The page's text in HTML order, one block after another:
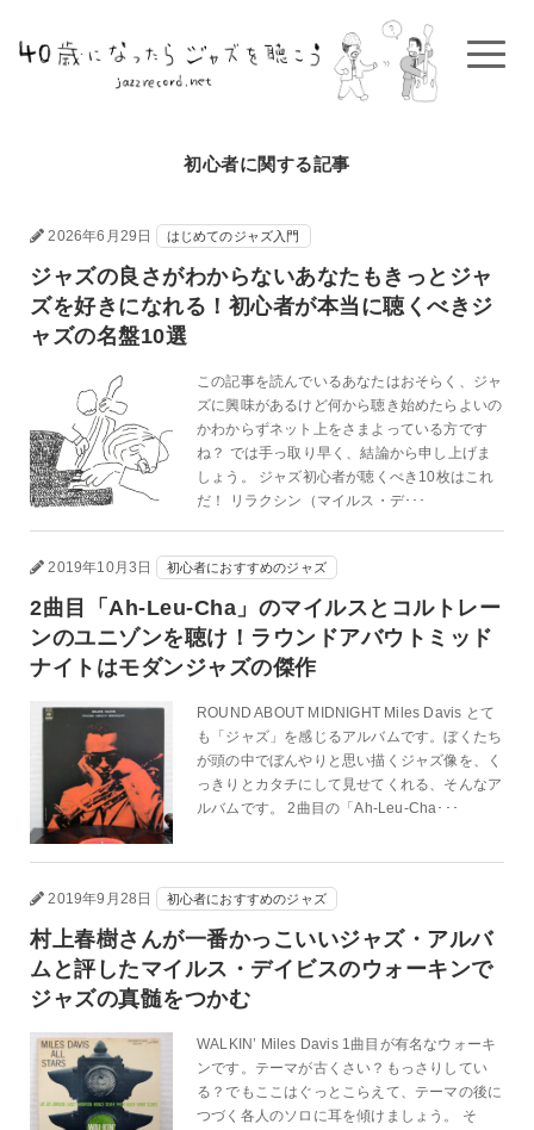
初心者に関する記事
2026年6月29日 はじめてのジャズ入門
ジャズの良さがわからないあなたもきっとジャ
ズを好きになれる！初心者が本当に聴くべきジ
ャズの名盤10選
この記事を読んでいるあなたはおそらく、ジャ
ズに興味があるけど何から聴き始めたらよいの
かわからずネット上をさまよっている方です
ね？ では手っ取り早く、結論から申し上げま
しょう。 ジャズ初心者が聴くべき10枚はこれ
だ！ リラクシン（マイルス・デ･･･
2019年10月3日 初心者におすすめのジャズ
2曲目「Ah-Leu-Cha」のマイルスとコルトレー
ンのユニゾンを聴け！ラウンドアバウトミッド
ナイトはモダンジャズの傑作
ROUND ABOUT MIDNIGHT Miles Davis とて
も「ジャズ」を感じるアルバムです。ぼくたち
が頭の中でぼんやりと思い描くジャズ像を、く
っきりとカタチにして見せてくれる、そんなア
ルバムです。 2曲目の「Ah-Leu-Cha･･･
2019年9月28日 初心者におすすめのジャズ
村上春樹さんが一番かっこいいジャズ・アルバ
ムと評したマイルス・デイビスのウォーキンで
ジャズの真髄をつかむ
WALKIN’ Miles Davis 1曲目が有名なウォーキ
ンです。テーマが古くさい？もっさりしてい
る？でもここはぐっとこらえて、テーマの後に
つづく各人のソロに耳を傾けましょう。 そ